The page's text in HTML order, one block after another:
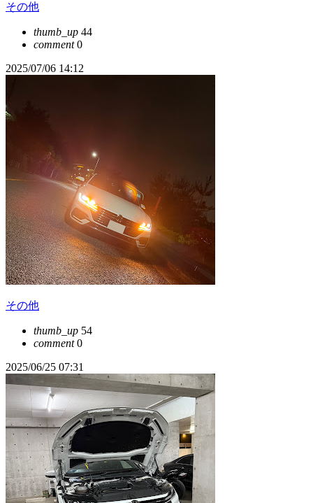
その他
thumb_up 44
comment0
2025/07/06 14:12
その他
thumb_up 54
comment0
2025/06/25 07:31